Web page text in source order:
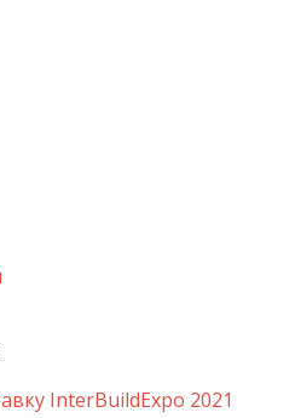
InterBuildExpo 2021